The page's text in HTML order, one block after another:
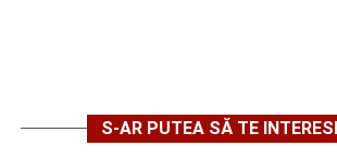
S-AR PUTEA SĂ TE